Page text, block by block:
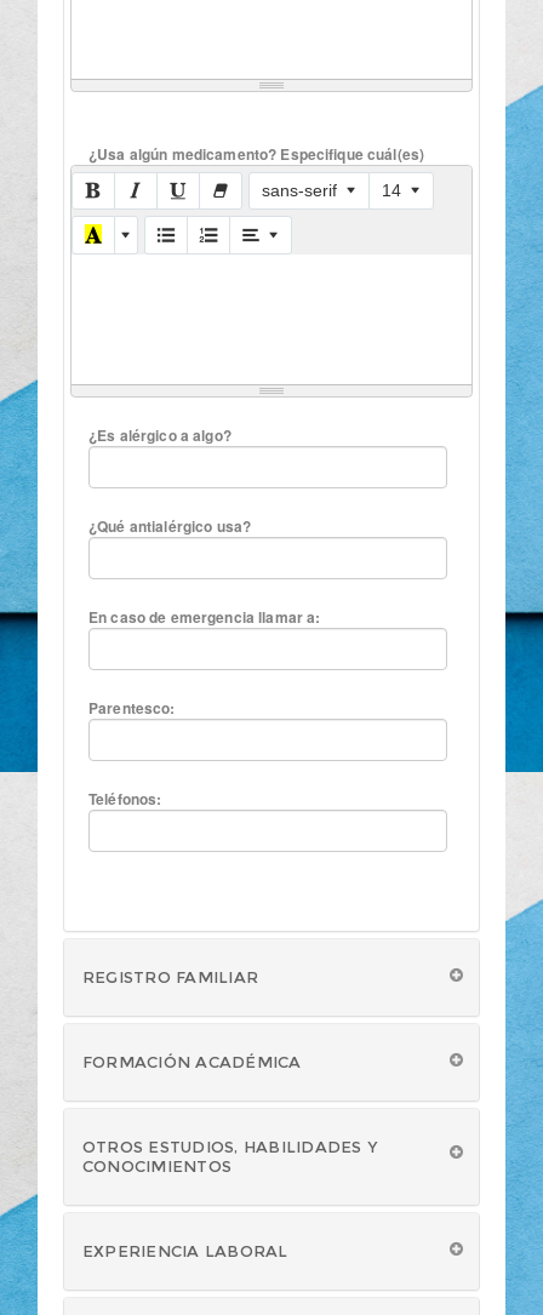
¿Usa algún medicamento? Especifique cuál(es)
sans-serif 14
¿Es alérgico a algo?
¿Qué antialérgico usa?
En caso de emergencia llamar a:
Parentesco:
Teléfonos:
REGISTRO FAMILIAR
FORMACIÓN ACADÉMICA
OTROS ESTUDIOS, HABILIDADES Y
CONOCIMIENTOS
EXPERIENCIA LABORAL